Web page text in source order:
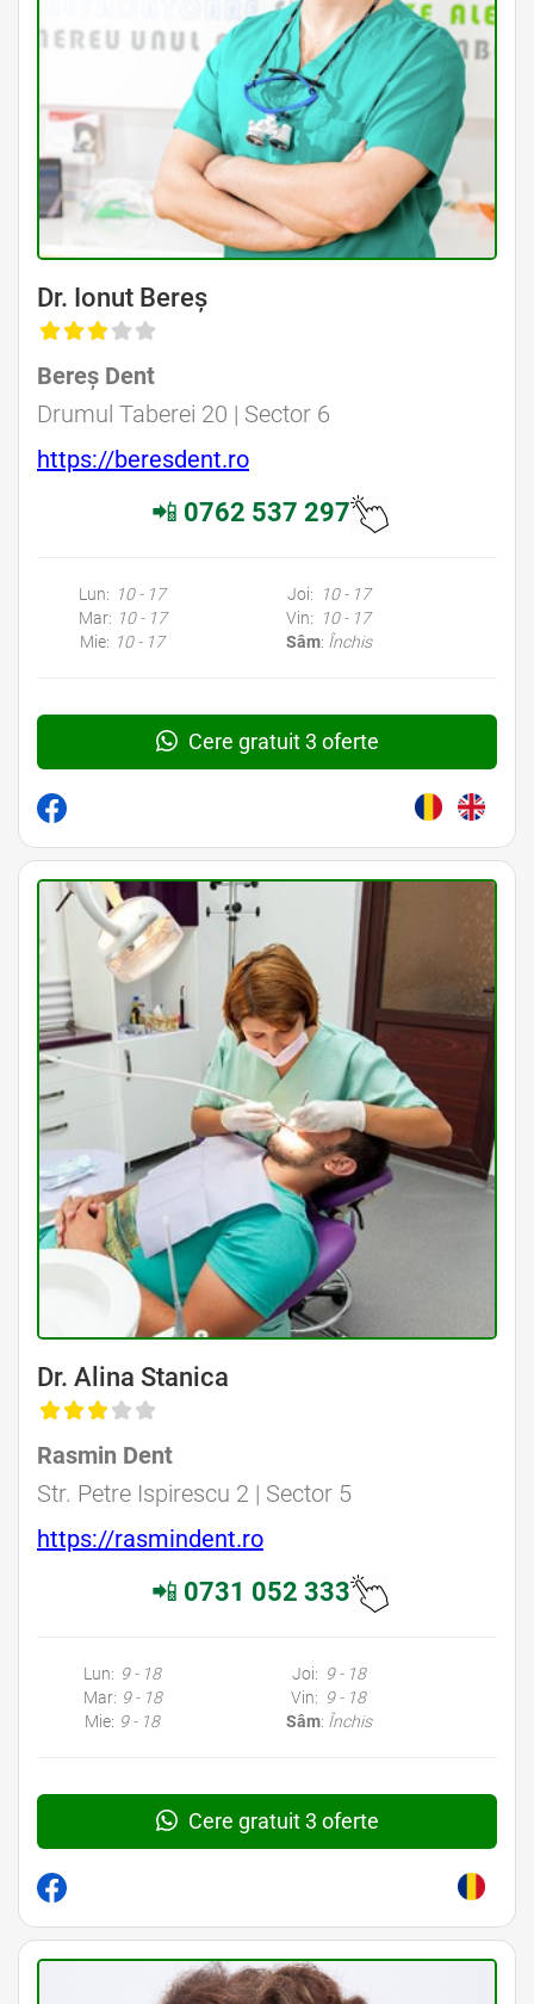
Dr. Ionut Bereș
Bereș Dent
Drumul Taberei 20 | Sector 6
https://beresdent.ro
📲 0762 537 297
Lun: 10 - 17
Mar: 10 - 17
Mie: 10 - 17
Joi:
10 - 17
Vin:
10 - 17
Sâm: Închis
Cere gratuit 3 oferte
Dr. Alina Stanica
Rasmin Dent
Str. Petre Ispirescu 2 | Sector 5
https://rasmindent.ro
📲 0731 052 333
Lun: 9 - 18
Mar: 9 - 18
Mie: 9 - 18
Joi: 9 - 18
Vin: 9 - 18
Sâm: Închis
Cere gratuit 3 oferte